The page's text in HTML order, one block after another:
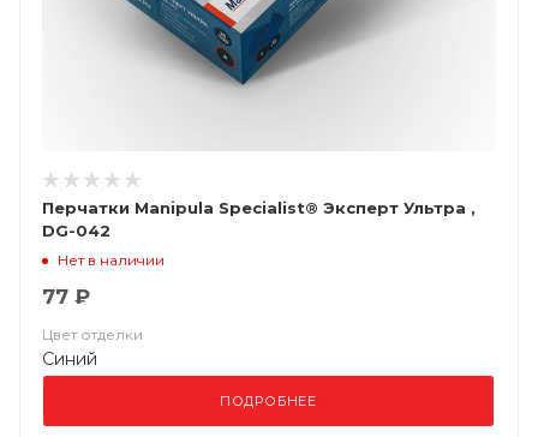
Перчатки Manipula Specialist® Эксперт Ультра ,
DG-042
Нет в наличии
77 ₽
Цвет отделки
Синий
ПОДРОБНЕЕ